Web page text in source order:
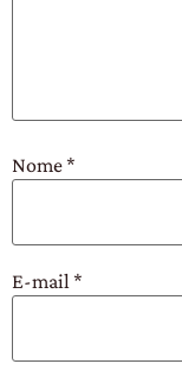
Nome*
E-mail *